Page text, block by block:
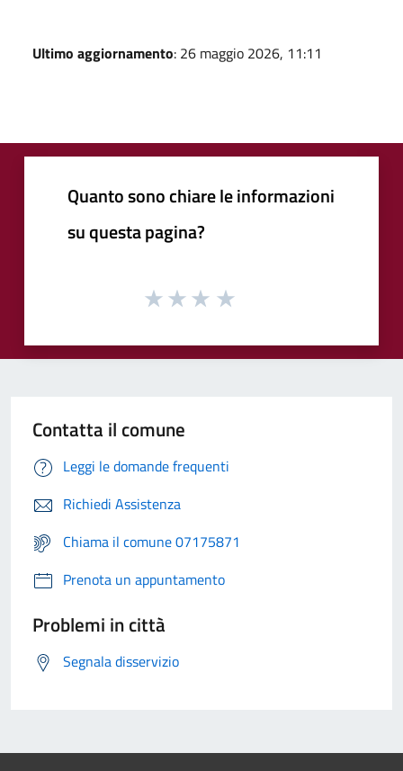
Ultimo aggiornamento: 26 maggio 2026, 11:11
Quanto sono chiare le informazioni
su questa pagina?
Contatta il comune
Leggi le domande frequenti
Richiedi Assistenza
Chiama il comune 07175871
Prenota un appuntamento
Problemi in città
Segnala disservizio